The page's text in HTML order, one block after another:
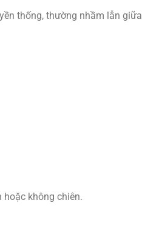
thống, thường nhầm lẫn giữa
hoặc không chiên.